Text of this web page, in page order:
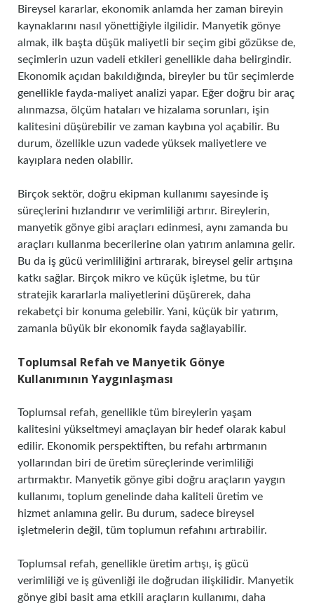
Bireysel kararlar, ekonomik anlamda her zaman bireyin
kaynaklarını nasıl yönettiğiyle ilgilidir. Manyetik gönye
almak, ilk başta düşük maliyetli bir seçim gibi gözükse de,
seçimlerin uzun vadeli etkileri genellikle daha belirgindir.
Ekonomik açıdan bakıldığında, bireyler bu tür seçimlerde
genellikle fayda-maliyet analizi yapar. Eğer doğru bir araç
alınmazsa, ölçüm hataları ve hizalama sorunları, işin
kalitesini düşürebilir ve zaman kaybına yol açabilir. Bu
durum, özellikle uzun vadede yüksek maliyetlere ve
kayıplara neden olabilir.
Birçok sektör, doğru ekipman kullanımı sayesinde iş
süreçlerini hızlandırır ve verimliliği artırır. Bireylerin,
manyetik gönye gibi araçları edinmesi, aynı zamanda bu
araçları kullanma becerilerine olan yatırım anlamına gelir.
Bu da iş gücü verimliliğini artırarak, bireysel gelir artışına
katkı sağlar. Birçok mikro ve küçük işletme, bu tür
stratejik kararlarla maliyetlerini düşürerek, daha
rekabetçi bir konuma gelebilir. Yani, küçük bir yatırım,
zamanla büyük bir ekonomik fayda sağlayabilir.
Toplumsal Refah ve Manyetik Gönye
Kullanımının Yaygınlaşması
Toplumsal refah, genellikle tüm bireylerin yaşam
kalitesini yükseltmeyi amaçlayan bir hedef olarak kabul
edilir. Ekonomik perspektiften, bu refahı artırmanın
yollarından biri de üretim süreçlerinde verimliliği
artırmaktır. Manyetik gönye gibi doğru araçların yaygın
kullanımı, toplum genelinde daha kaliteli üretim ve
hizmet anlamına gelir. Bu durum, sadece bireysel
işletmelerin değil, tüm toplumun refahını artırabilir.
Toplumsal refah, genellikle üretim artışı, iş gücü
verimliliği ve iş güvenliği ile doğrudan ilişkilidir. Manyetik
gönye gibi basit ama etkili araçların kullanımı, daha